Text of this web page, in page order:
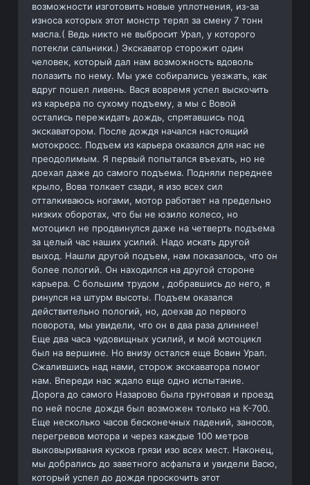
возможности изготовить новые уплотнения, из-за
износа которых этот монстр терял за смену 7 тонн
масла.( Ведь никто не выбросит Урал, у которого
потекли сальники.) Экскаватор сторожит один
человек, который дал нам возможность вдоволь
полазить по нему. Мы уже собирались уезжать, как
вдруг пошел ливень. Вася вовремя успел выскочить
из карьера по сухому подъему, а мы с Вовой
остались пережидать дождь, спрятавшись под
экскаватором. После дождя начался настоящий
мотокросс. Подъем из карьера оказался для нас не
преодолимым. Я первый попытался въехать, но не
доехал даже до самого подъема. Подняли переднее
крыло, Вова толкает сзади, я изо всех сил
отталкиваюсь ногами, мотор работает на предельно
низких оборотах, что бы не юзило колесо, но
мотоцикл не продвинулся даже на четверть подъема
за целый час наших усилий. Надо искать другой
выход. Нашли другой подъем, нам показалось, что он
более пологий. Он находился на другой стороне
карьера. С большим трудом , добравшись до него, я
ринулся на штурм высоты. Подъем оказался
действительно пологий, но, доехав до первого
поворота, мы увидели, что он в два раза длиннее!
Еще два часа чудовищных усилий, и мой мотоцикл
был на вершине. Но внизу остался еще Вовин Урал.
Сжалившись над нами, сторож экскаватора помог
нам. Впереди нас ждало еще одно испытание.
Дорога до самого Назарово была грунтовая и проезд
по ней после дождя был возможен только на К-700.
Еще несколько часов бесконечных падений, заносов,
перегревов мотора и через каждые 100 метров
выковыривания кусков грязи изо всех мест. Наконец,
мы добрались до заветного асфальта и увидели Васю,
который успел до дождя проскочить этот